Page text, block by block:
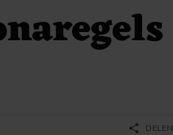
share DELEN